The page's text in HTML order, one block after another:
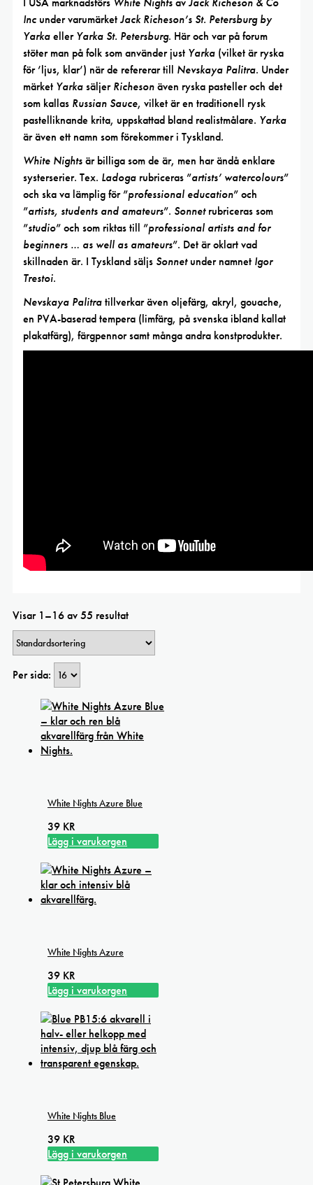
Inc under varumärketJack Richeson’s St. Petersburg by
YarkaellerYarka St. Petersburg. Här och var på forum
stöter man på folk som använder just Yarka (vilket är ryska
för ’ljus, klar’) när de refererar till Nevskaya Palitra. Under
märket YarkasäljerRichesonäven ryska pasteller och det
som kallas Russian Sauce, vilket är en traditionell rysk
pastelliknande krita, uppskattad bland realistmålare. Yarka
är även ett namn som förekommer i Tyskland.
White Nightsär billiga som de är, men har ändå enklare
systerserier. Tex. Ladoga rubriceras ”artists’ watercolours”
och ska va lämplig för ”professional education” och
”artists, students and amateurs”. Sonnetrubriceras som
”studio” och som riktas till ”professional artists and for
beginners … as well as amateurs”. Det är oklart vad
skillnaden är. I Tyskland säljs Sonnetunder namnet Igor
Trestoi.
Nevskaya Palitratillverkar även oljefärg, akryl, gouache,
en PVA-baserad tempera (limfärg, på svenska ibland kallat
plakatfärg), färgpennor samt många andra konstprodukter.
Visar 1–16 av 55 resultat
Per sida:
White Nights Azure Blue
39 KR
Lägg i varukorgen
White Nights Azure
39 KR
Lägg i varukorgen
White Nights Blue
39 KR
Lägg i varukorgen